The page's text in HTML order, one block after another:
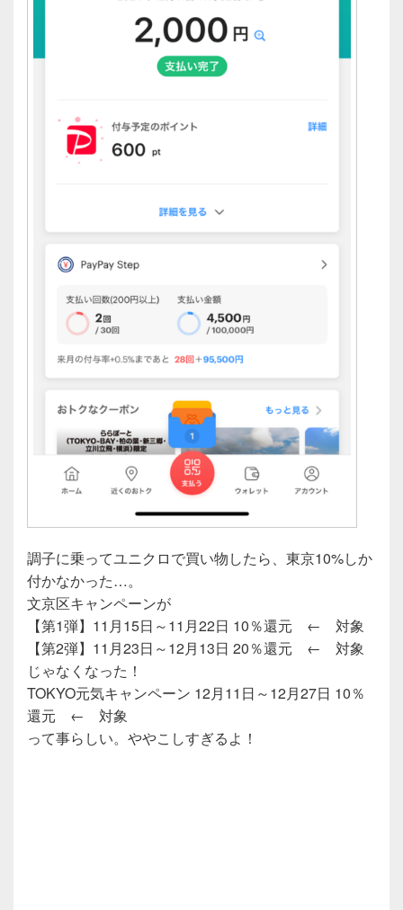
調子に乗ってユニクロで買い物したら、東京10%しか
付かなかった…。
文京区キャンペーンが
【第1弾】11月15日～11月22日 10％還元 ← 対象
【第2弾】11月23日～12月13日 20％還元 ← 対象
じゃなくなった！
TOKYO元気キャンペーン 12月11日～12月27日 10％
還元 ← 対象
って事らしい。ややこしすぎるよ！